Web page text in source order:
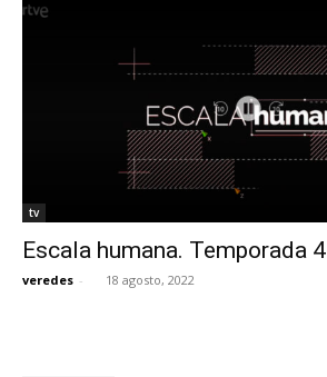
tv
Escala humana. Temporada 4
veredes - 18 agosto, 2022